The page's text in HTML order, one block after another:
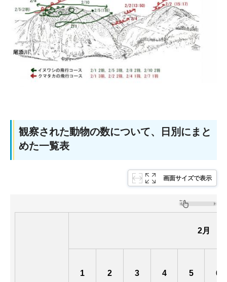
観察された動物の数について、日別にまと
めた一覧表
画面サイズで表示
2月
1 2 3 4 5 6